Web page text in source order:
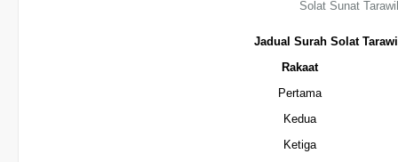
Solat Sunat
Jadual Surah Solat
Rakaat
Pertama
Kedua
Ketiga